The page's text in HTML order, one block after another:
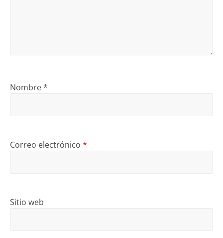
Nombre*
Correo electrónico *
Sitio web